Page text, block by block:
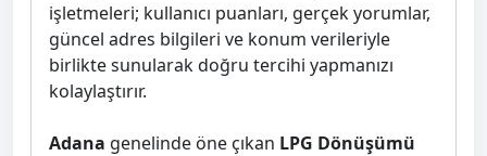
işletmeleri; kullanıcı puanları, gerçek yorumlar,
güncel adres bilgileri ve konum verileriyle
birlikte sunularak doğru tercihi yapmanızı
kolaylaştırır.
Adana genelinde öne çıkan LPG Dönüşümü